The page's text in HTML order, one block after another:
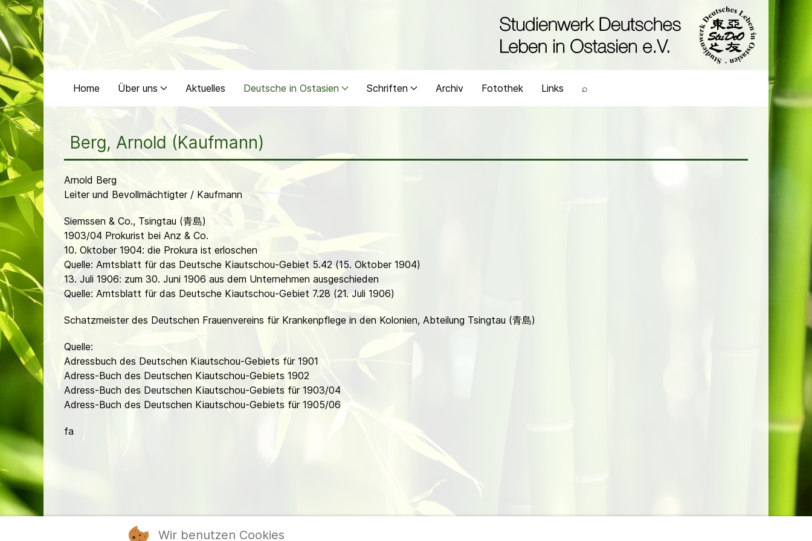
Home Über uns Aktuelles Deutsche in Ostasien Schriften Archiv Fotothek Links ⌕
Berg, Arnold (Kaufmann)
Arnold Berg
Leiter und Bevollmächtigter / Kaufmann
Siemssen & Co., Tsingtau (青島)
1903/04 Prokurist bei Anz & Co.
10. Oktober 1904: die Prokura ist erloschen
Quelle: Amtsblatt für das Deutsche Kiautschou-Gebiet 5.42 (15. Oktober 1904)
13. Juli 1906: zum 30. Juni 1906 aus dem Unternehmen ausgeschieden
Quelle: Amtsblatt für das Deutsche Kiautschou-Gebiet 7.28 (21. Juli 1906)
Schatzmeister des Deutschen Frauenvereins für Krankenpflege in den Kolonien, Abteilung Tsingtau (青島)
Quelle:
Adressbuch des Deutschen Kiautschou-Gebiets für 1901
Adress-Buch des Deutschen Kiautschou-Gebiets 1902
Adress-Buch des Deutschen Kiautschou-Gebiets für 1903/04
Adress-Buch des Deutschen Kiautschou-Gebiets für 1905/06
fa
Mitglieder
Wir benutzen Cookies